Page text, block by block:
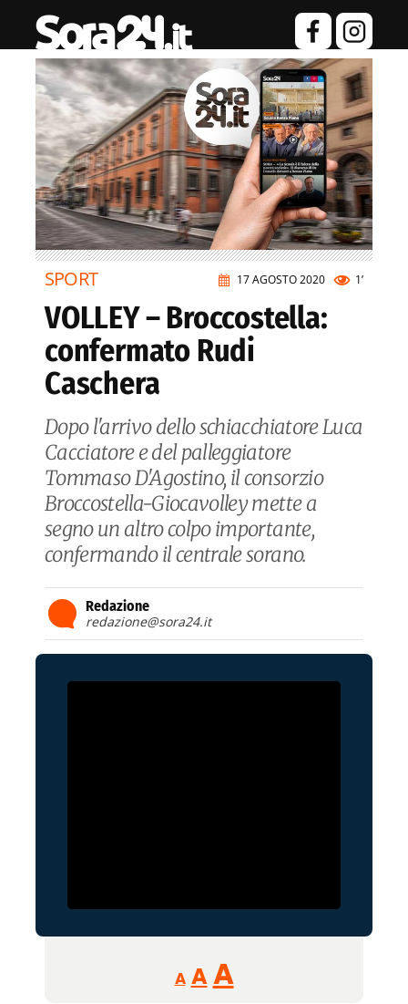
17 AGOSTO 2020 1’
SPORT
VOLLEY – Broccostella:
confermato Rudi
Caschera
Dopo l'arrivo dello schiacchiatore Luca
Cacciatore e del palleggiatore
Tommaso D'Agostino, il consorzio
Broccostella-Giocavolley mette a
segno un altro colpo importante,
confermando il centrale sorano.
Redazione
redazione@sora24.it
A
Reducir
tamaño
A Restablecer
AAumentar